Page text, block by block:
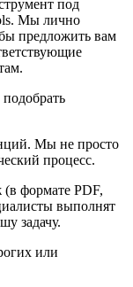
под
Мы лично
предложить вам
Мы не просто
процесс.
формате PDF,
выполнят
задачу.
или